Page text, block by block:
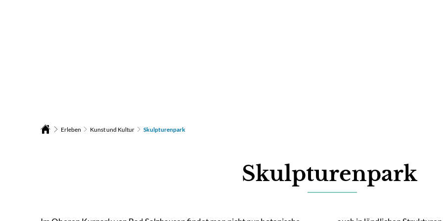
Erleben Kunst und Kultur Skulpturenpark
Skulpturenpark